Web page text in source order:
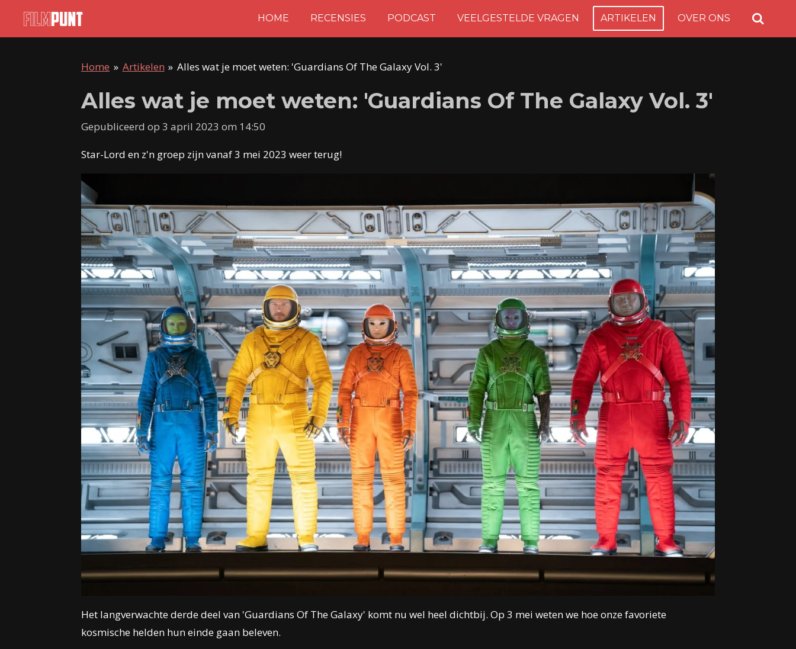
HOME RECENSIES PODCAST VEELGESTELDE VRAGEN ARTIKELEN OVER ONS
Home » Artikelen » Alles wat je moet weten: 'Guardians Of The Galaxy Vol. 3'
Alles wat je moet weten: 'Guardians Of The Galaxy Vol. 3'
Gepubliceerd op 3 april 2023 om 14:50
Star-Lord en z'n groep zijn vanaf 3 mei 2023 weer terug!
Het langverwachte derde deel van 'Guardians Of The Galaxy' komt nu wel heel dichtbij. Op 3 mei weten we hoe onze favoriete
kosmische helden hun einde gaan beleven.